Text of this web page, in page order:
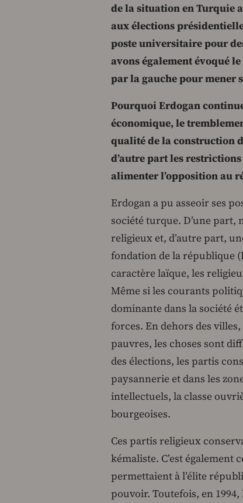
de la situation en Turquie
aux élections
poste universitaire pour
avons également évoqué
par la gauche pour mener
Pourquoi Erdogan
économique, le
qualité de la construction
d’autre part les
alimenter l’opposition au
Erdogan a pu asseoir ses
société turque. D’une
religieux et, d’autre part,
fondation de la république
caractère laïque, les
Même si les courants
dominante dans la société
forces. En dehors des
pauvres, les choses sont
des élections, les partis
paysannerie et dans les
intellectuels, la classe
bourgeoises.
Ces partis religieux
kémaliste. C’est également
permettaient à l’élite
pouvoir. Toutefois, en